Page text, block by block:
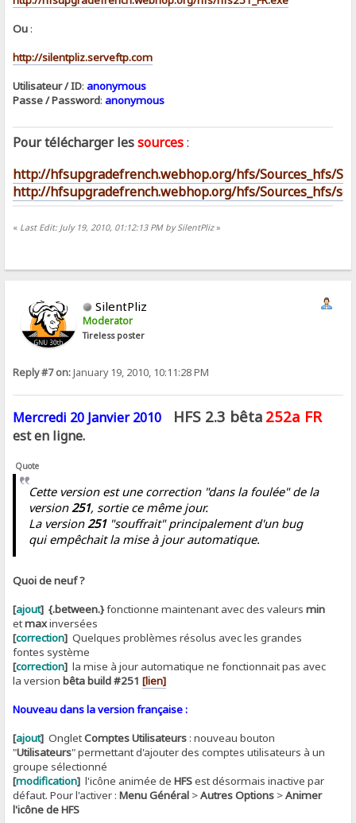
Ou :
http://silentpliz.serveftp.com
Utilisateur / ID:anonymous
Passe / Password:anonymous
Pour télécharger lessources:
http://hfsupgradefrench.webhop.org/hfs/Sources_hfs/
http://hfsupgradefrench.webhop.org/hfs/Sources_hfs/
« Last Edit: July 19, 2010, 01:12:13 PM by SilentPliz»
SilentPliz
Moderator
Tireless poster
Reply #7 on:January 19, 2010, 10:11:28 PM
Mercredi 20 Janvier 2010 HFS 2.3 bêta 252a FR
est en ligne.
Quote
Cette version est une correction "dans la foulée" de la
version 251, sortie ce même jour.
La version 251"souffrait" principalement d'un bug
qui empêchait la mise à jour automatique.
Quoi de neuf ?
[ajout] {.between.}fonctionne maintenant avec des valeursmin
etmaxinversées
[correction] Quelques problèmes résolus avec les grandes
fontes système
[correction] la mise à jour automatique ne fonctionnait pas avec
la versionbêta build #251 [lien]
Nouveau dans la version française :
[ajout] OngletComptes Utilisateurs : nouveau bouton
"Utilisateurs" permettant d'ajouter des comptes utilisateurs à un
groupe sélectionné
[modification] l'icône animée deHFSest désormais inactive par
défaut. Pour l'activer :Menu Général >Autres Options >Animer
l'icône de HFS